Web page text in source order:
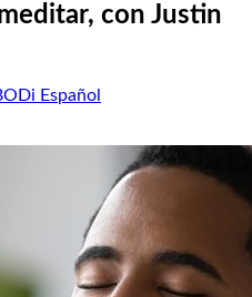
con Justin
Español